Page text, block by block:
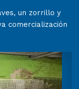
un zorrillo y
comercialización